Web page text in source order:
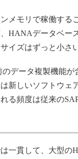
メモリで稼働する
HANAデータベー
イズはずっと小さい
データ複製機能が
新しいソフトウェ
る頻度は従来の
一貫して、大型の